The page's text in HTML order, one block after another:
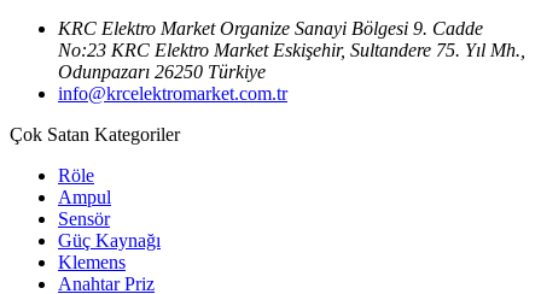
KRC Elektro Market Organize Sanayi Bölgesi 9. Cadde
No:23 KRC Elektro Market Eskişehir, Sultandere 75. Yıl Mh.,
Odunpazarı 26250 Türkiye
info@krcelektromarket.com.tr
Çok Satan Kategoriler
Röle
Ampul
Sensör
Güç Kaynağı
Klemens
Anahtar Priz